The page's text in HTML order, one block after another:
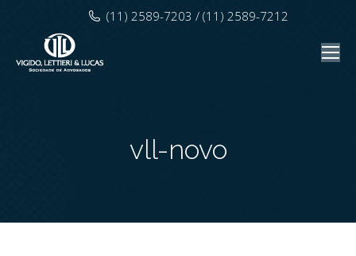
(11) 2589-7203 / (11) 2589-7212
vll-novo